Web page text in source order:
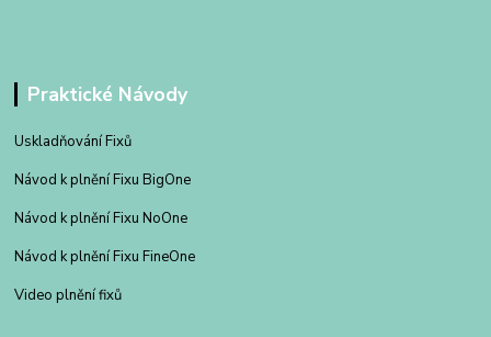
Praktické Návody
Uskladňování Fixů
Návod k plnění Fixu BigOne
Návod k plnění Fixu NoOne
Návod k plnění Fixu FineOne
Video plnění fixů